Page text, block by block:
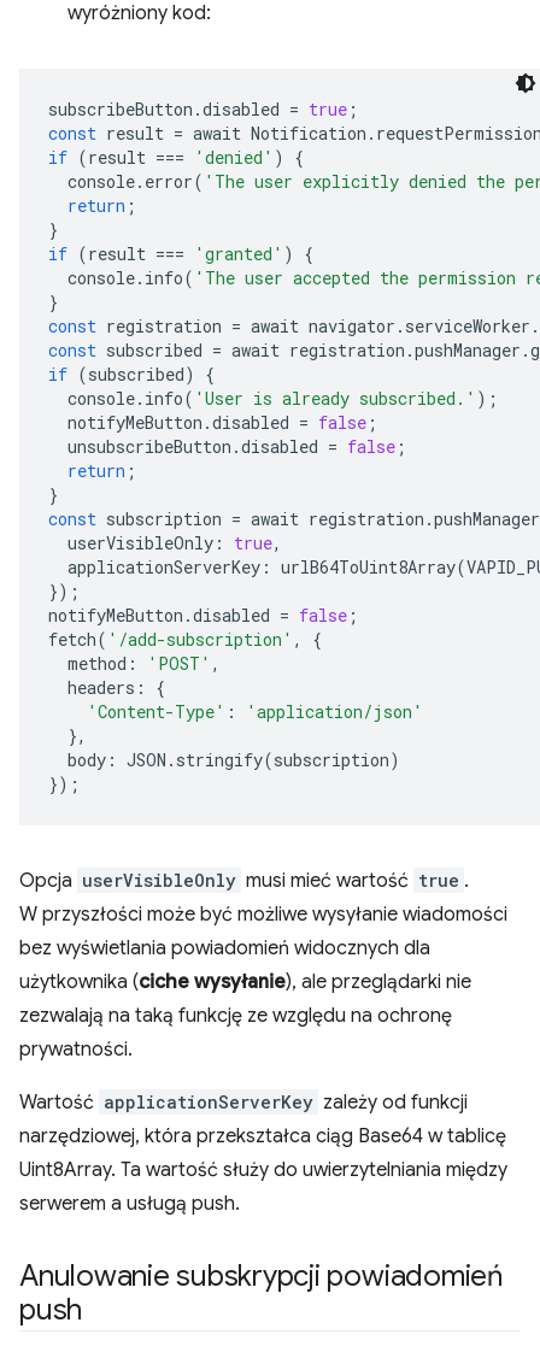
wyróżniony kod:
subscribeButton .disabled = true ;
const result = await Notification .
if (result === 'denied' )
{
console. error( 'The user explicitly denied the
return ;
}
if (result === 'granted' )
{
console. info( 'The user accepted the permission
}
const registration = await navigator . serviceWorker .
const subscribed = await registration .pushManager .
if (subscribed)
{
console. info( 'User is already subscribed.' );
notifyMeButton .disabled = false ;
unsubscribeButton .disabled = false ;
return ;
}
const subscription = await registration .pushManager
userVisibleOnly : true,
applicationServerKey : urlB64ToUint8Array(
});
notifyMeButton .disabled = false ;
fetch( '/add-subscription' ,
{
method : 'POST' ,
headers :
{
'Content-Type' :
'application/json'
},
body : JSON . stringify(subscription)
});
Opcja userVisibleOnly musi mieć wartość true .
W przyszłości może być możliwe wysyłanie wiadomości
bez wyświetlania powiadomień widocznych dla
użytkownika (ciche wysyłanie), ale przeglądarki nie
zezwalają na taką funkcję ze względu na ochronę
prywatności.
Wartość applicationServerKey zależy od funkcji
narzędziowej, która przekształca ciąg Base64 w tablicę
Uint8Array. Ta wartość służy do uwierzytelniania między
serwerem a usługą push.
Anulowanie subskrypcji powiadomień
push